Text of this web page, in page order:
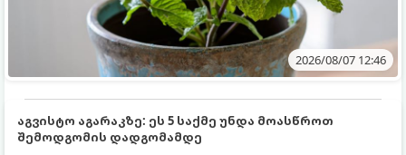
2026/08/07 12:46
აგვისტო აგარაკზე: ეს 5 საქმე უნდა მოასწროთ
შემოდგომის დადგომამდე